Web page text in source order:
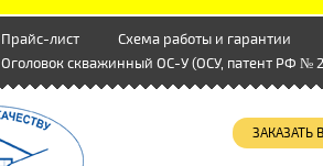
Прайс-лист
Схема работы и гарантии
Оголовок скважинный ОС-У (ОСУ, патент РФ №